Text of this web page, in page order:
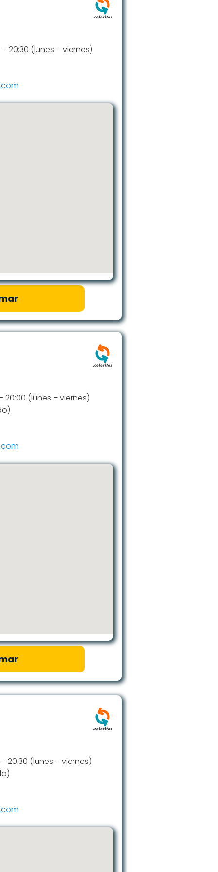
– 20:30 (lunes – viernes)
– 20:00 (lunes – viernes)
– 20:30 (lunes – viernes)